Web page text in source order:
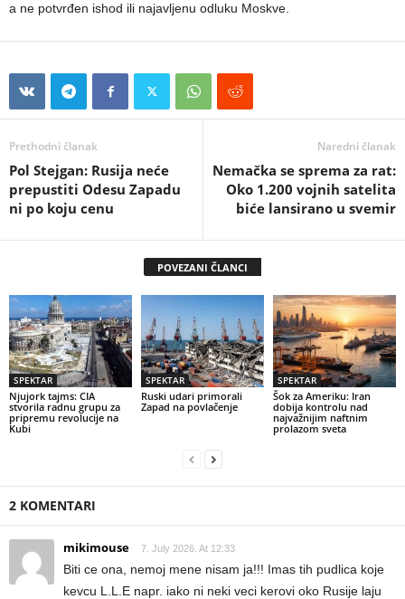
a ne potvrđen ishod ili najavljenu odluku Moskve.
Prethodni članak
Pol Stejgan: Rusija neće
prepustiti Odesu Zapadu
ni po koju cenu
Naredni članak
Nemačka se sprema za rat:
Oko 1.200 vojnih satelita
biće lansirano u svemir
POVEZANI ČLANCI
SPEKTAR
Njujork tajms: CIA
stvorila radnu grupu za
pripremu revolucije na
Kubi
SPEKTAR
Ruski udari primorali
Zapad na povlačenje
SPEKTAR
Šok za Ameriku: Iran
dobija kontrolu nad
najvažnijim naftnim
prolazom sveta
2 KOMENTARI
mikimouse 7. July 2026. At 12:33
Biti ce ona, nemoj mene nisam ja!!! Imas tih pudlica koje
kevcu L.L.E napr. iako ni neki veci kerovi oko Rusije laju